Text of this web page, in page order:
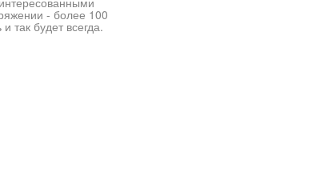
- более 100
так будет всегда.